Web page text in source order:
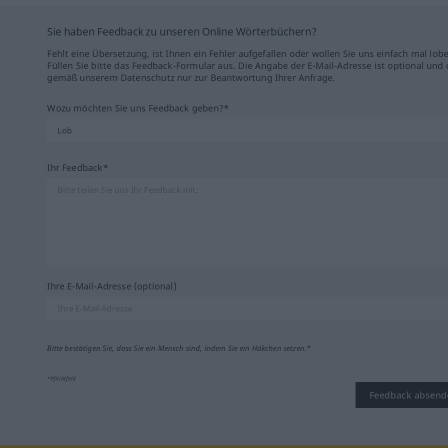
Sie haben Feedback zu unseren Online Wörterbüchern?
Fehlt eine Übersetzung, ist Ihnen ein Fehler aufgefallen oder wollen Sie uns einfach mal
Füllen Sie bitte das Feedback-Formular aus. Die Angabe der E-Mail-Adresse ist optional und
gemäß unserem Datenschutz nur zur Beantwortung Ihrer Anfrage.
Wozu möchten Sie uns Feedback geben?*
Ihr Feedback*
Ihre E-Mail-Adresse (optional)
Bitte bestätigen Sie, dass Sie ein Mensch sind, indem Sie ein Häkchen setzen.*
*Pflichtfeld
Feedback